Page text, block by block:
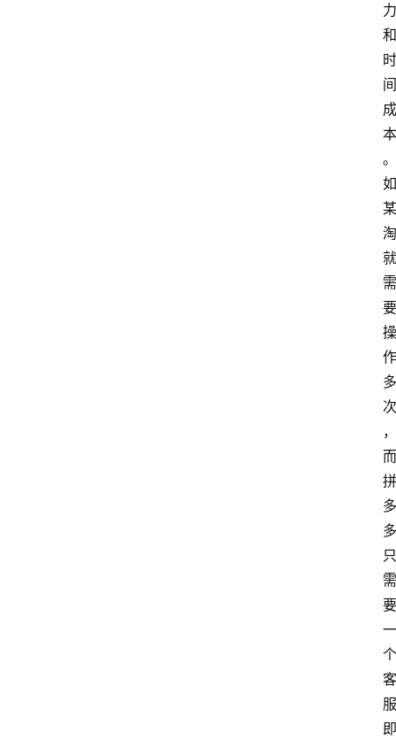
力
和
时
间
成
本
。
如
某
淘
就
需
要
操
作
多
次
，
而
拼
多
多
只
需
要
一
个
客
服
即